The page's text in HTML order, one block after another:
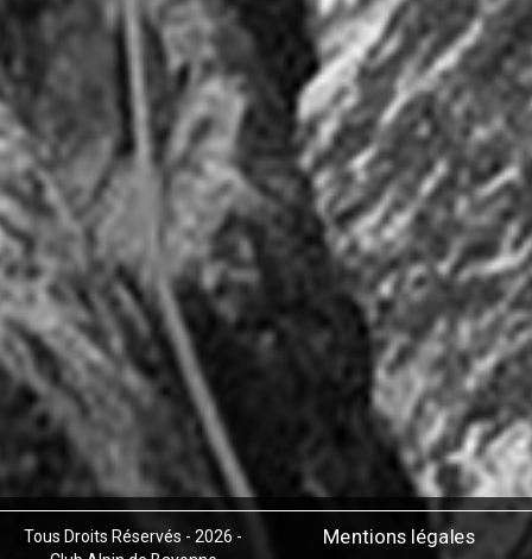
Tous Droits Réservés - 2026 -
Mentions légales